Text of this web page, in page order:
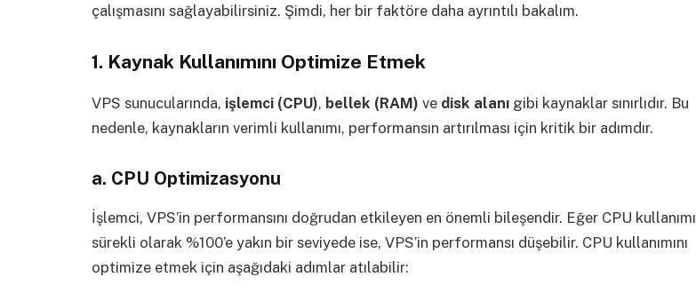
çalışmasını sağlayabilirsiniz. Şimdi, her bir faktöre daha ayrıntılı bakalım.
1. Kaynak Kullanımını Optimize Etmek
VPS sunucularında, işlemci (CPU), bellek (RAM) ve disk alanı gibi kaynaklar sınırlıdır. Bu
nedenle, kaynakların verimli kullanımı, performansın artırılması için kritik bir adımdır.
a. CPU Optimizasyonu
İşlemci, VPS’in performansını doğrudan etkileyen en önemli bileşendir. Eğer CPU kullanımı
sürekli olarak %100’e yakın bir seviyede ise, VPS’in performansı düşebilir. CPU kullanımını
optimize etmek için aşağıdaki adımlar atılabilir: